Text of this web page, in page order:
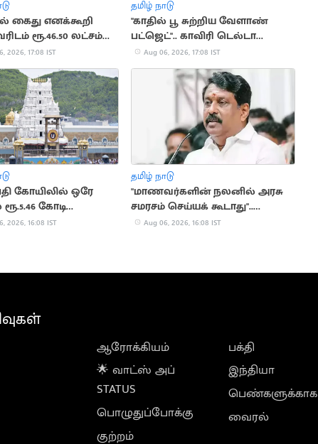
கைது எனக்கூறி
ரூ.46.50 லட்சம்
2026, 17:08 IST
தமிழ் நாடு
"காதில் பூ சுற்றிய வேளாண்
பட்ஜெட்".. காவிரி டெல்டா
விவசாயிகள் சங்கம் விமர்சனம்
Aug 06, 2026, 17:08 IST
கோயிலில் ஒரே
கோடி
2026, 16:08 IST
தமிழ் நாடு
"மாணவர்களின் நலனில் அரசு
சமரசம் செய்யக் கூடாது"..
நயினார் நாகேந்திரன்
Aug 06, 2026, 16:08 IST
ஆரோக்கியம்
🌟 வாட்ஸ் அப்
STATUS
பொழுதுப்போக்கு
குற்றம்
பக்தி
இந்தியா
பெண்களுக்காக
வைரல்